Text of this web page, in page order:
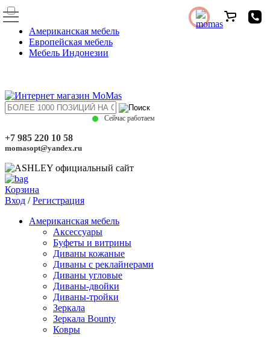
Американская мебель
Европейская мебель
Мебель Индонезии
Сейчас работаем
+7 985 220 10 58
momasopt@yandex.ru
Корзина
Вход /Регистрация
Американская мебель
Аксессуары
Буфеты и витрины
Диваны кожаные
Диваны с реклайнерами
Диваны угловые
Диваны-двойки
Диваны-тройки
Зеркала
Зеркала Bounty
Ковры